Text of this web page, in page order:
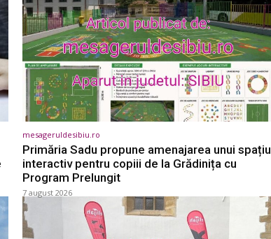
mesageruldesibiu.ro
Primăria Sadu propune amenajarea unui spațiu
interactiv pentru copiii de la Grădinița cu
Program Prelungit
7 august 2026